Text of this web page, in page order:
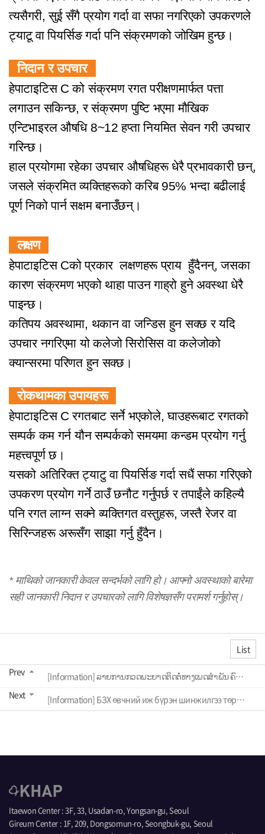
त्यसैगरी, सुई सँगै प्रयोग गर्दा वा सफा नगरिएको उपकरणले
ट्याटू वा पियर्सिङ गर्दा पनि संक्रमणको जोखिम हुन्छ।
निदान र उपचार
हेपाटाइटिस C को संक्रमण रगत परीक्षणमार्फत पत्ता
लगाउन सकिन्छ, र संक्रमण पुष्टि भएमा मौखिक
एन्टिभाइरल औषधि 8~12 हप्ता नियमित सेवन गरी उपचार
गरिन्छ।
हाल प्रयोगमा रहेका उपचार औषधिहरू धेरै प्रभावकारी छन्,
जसले संक्रमित व्यक्तिहरूको करिब 95% भन्दा बढीलाई
पूर्ण निको पार्न सक्षम बनाउँछन्।
लक्षण
हेपाटाइटिस Cको प्रकार लक्षणहरू प्राय हुँदैनन्, जसका
कारण संक्रमण भएको थाहा पाउन गाह्रो हुने अवस्था धेरै
पाइन्छ।
कतिपय अवस्थामा, थकान वा जन्डिस हुन सक्छ र यदि
उपचार नगरिएमा यो कलेजो सिरोसिस वा कलेजोको
क्यान्सरमा परिणत हुन सक्छ।
रोकथामका उपायहरू
हेपाटाइटिस C रगतबाट सर्ने भएकोले, घाउहरूबाट रगतको
सम्पर्क कम गर्न यौन सम्पर्कको समयमा कन्डम प्रयोग गर्नु
महत्त्वपूर्ण छ।
यसको अतिरिक्त ट्याटु वा पियर्सिङ गर्दा सधैं सफा गरिएको
उपकरण प्रयोग गर्ने ठाउँ छनौट गर्नुपर्छ र तपाईंले कहिल्यै
पनि रगत लाग्न सक्ने व्यक्तिगत वस्तुहरू, जस्तै रेजर वा
सिरिन्जहरू अरूसँग साझा गर्नु हुँदैन।
* माथिको जानकारी केवल सन्दर्भको लागि हो। आफ्नो अवस्थाको बारेमा
सही जानकारी निदान र उपचारको लागि विशेषज्ञसँग परामर्श गर्नुहोस्।
List
Prev
[Information] ລາຍການກວດພະຍາດຕິດຕໍ່ທາງເພດສຳພັນ ຄົບວົງຈອນ
Next
[Information] БЗХ өвчний иж бүрэн шинжилгээ төрлүүд
Itaewon Center : 3F, 33, Usadan-ro, Yongsan-gu, Seoul
Gireum Center : 1F, 209, Dongsomun-ro, Seongbuk-gu, Seoul